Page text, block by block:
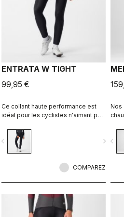
ENTRATA W TIGHT
99,95 €
Ce collant haute performance est
idéal pour les cyclistes n'aimant pas
tissus de qualité, sa peau de
chamois douce et des coutures
réduites, ce cuissard vous assure
navigate_next
COMPAREZ
Nos
navigate_before